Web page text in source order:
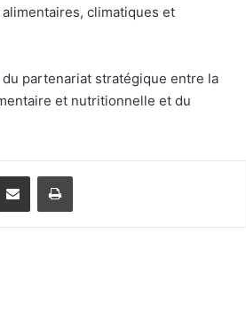
climatiques et
partenariat stratégique entre la
et nutritionnelle et du